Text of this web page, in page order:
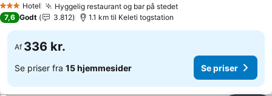
3 StjernerHotel Hyggelig restaurant og bar på stedet
7,6 Godt 3.812 1.1 km til Keleti togstation
Af 336 kr.
Se priser fra 15 hjemmesider Se priser